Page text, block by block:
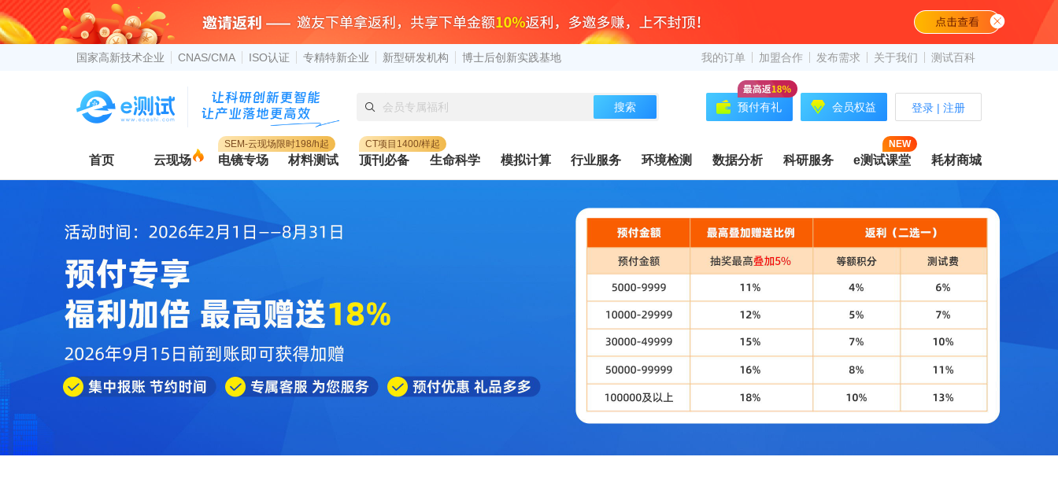
国家高新技术企业 CNAS/CMA ISO认证 专精特新企业 新型研发机构 博士后创新实践基地 我的订单 加盟合作 发布需求 关于我们 测试百科
搜索 预付有礼 会员权益 登录 | 注册
首页 云现场 电镜专场
SEM-云现场限时198/h起
材料测试 顶刊必备
CT项目1400/样起
生命科学 模拟计算 行业服务 环境检测 数据分析 科研服务 e测试课堂
NEW
耗材商城